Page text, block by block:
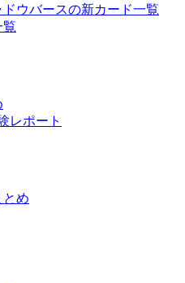
ウバースの新カード一覧
覧
レポート
め